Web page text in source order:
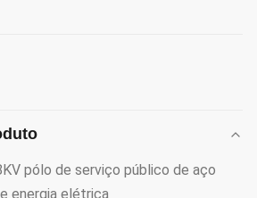
pólo de serviço público de aço
energia elétrica